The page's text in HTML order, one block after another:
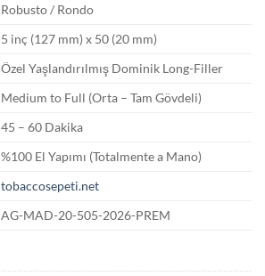
Robusto / Rondo
5 inç (127 mm) x 50 (20 mm)
Özel Yaşlandırılmış Dominik Long-Filler
Medium to Full (Orta – Tam Gövdeli)
45 – 60 Dakika
%100 El Yapımı (Totalmente a Mano)
tobaccosepeti.net
AG-MAD-20-505-2026-PREM